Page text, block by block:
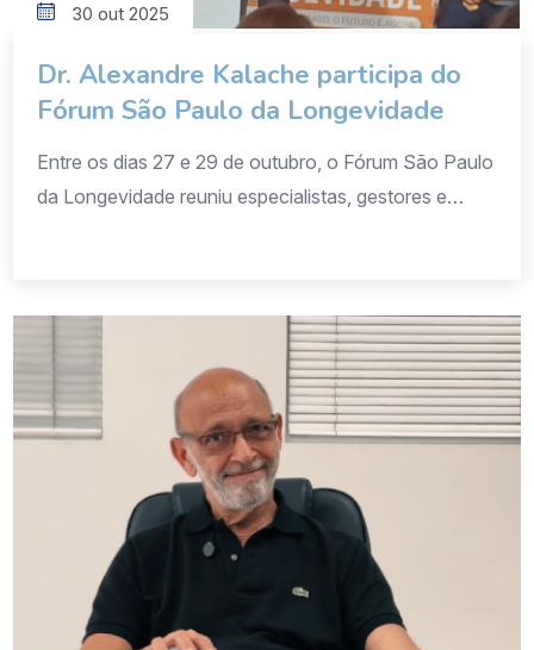
30 out 2025
Dr. Alexandre Kalache participa do
Fórum São Paulo da Longevidade
Entre os dias 27 e 29 de outubro, o Fórum São Paulo
da Longevidade reuniu especialistas, gestores e
destacou iniciativas e reflexões sobre os desafios e
oportunidades de se viver mais (e melhor) […]